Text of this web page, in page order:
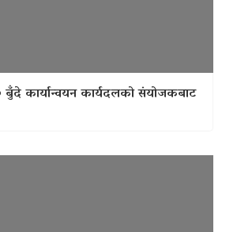
कार्यान्वयन कार्यदलको संयोजकबाट